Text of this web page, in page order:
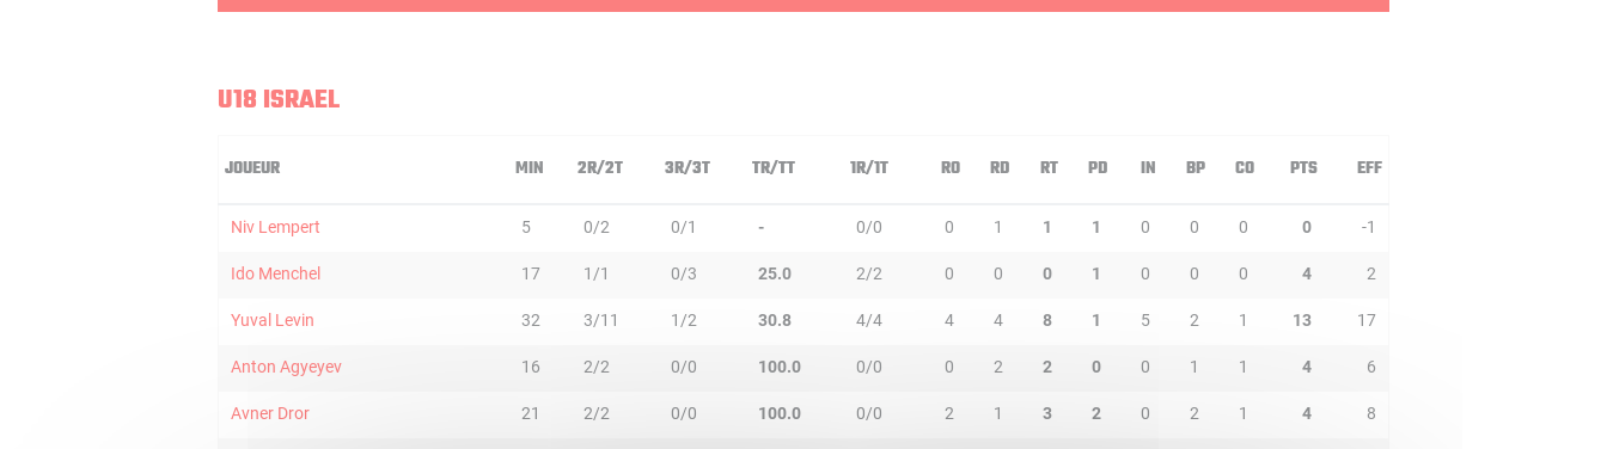
U18 ISRAEL
JOUEUR MIN 2R/2T 3R/3T TR/TT 1R/1T RO RD RT PD IN BP CO PTS EFF
Niv Lempert 5 0/2 0/1 - 0/0 0 1 1 1 0 0 0 0 -1
Ido Menchel 17 1/1 0/3 25.0 2/2 0 0 0 1 0 0 0 4 2
Yuval Levin 32 3/11 1/2 30.8 4/4 4 4 8 1 5 2 1 13 17
Anton Agyeyev 16 2/2 0/0 100.0 0/0 0 2 2 0 0 1 1 4 6
Avner Dror 21 2/2 0/0 100.0 0/0 2 1 3 2 0 2 1 4 8